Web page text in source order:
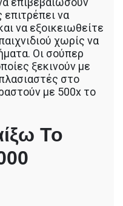
επιτρέπει να
να εξοικειωθείτε
χωρίς να
Οι σούπερ
ξεκινούν με
στο
με 500x το
Το